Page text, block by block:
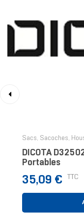
Sacs, Sacoches,
DICOTA
Portables
Prix
35,09 € TTC